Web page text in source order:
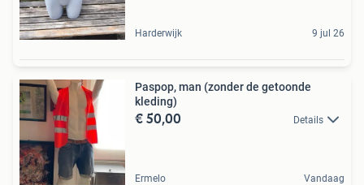
Harderwijk 9 jul 26
Paspop, man (zonder de getoonde
kleding)
€ 50,00 Details
Ermelo Vandaag